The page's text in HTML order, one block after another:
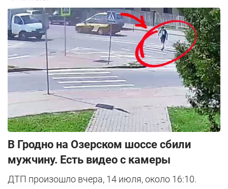
В Гродно на Озерском шоссе сбили
мужчину. Есть видео с камеры
ДТП произошло вчера, 14 июля, около 16:10.